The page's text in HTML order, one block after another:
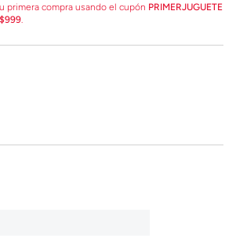
primera compra usando el cupón PRIMERJUGUETE
$999.